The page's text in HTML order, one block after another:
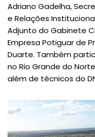
Adriano Gadelha,
e Relações
Adjunto do Gabinete
Empresa Potiguar de
Duarte. Também
no Rio Grande do
além de técnicos do